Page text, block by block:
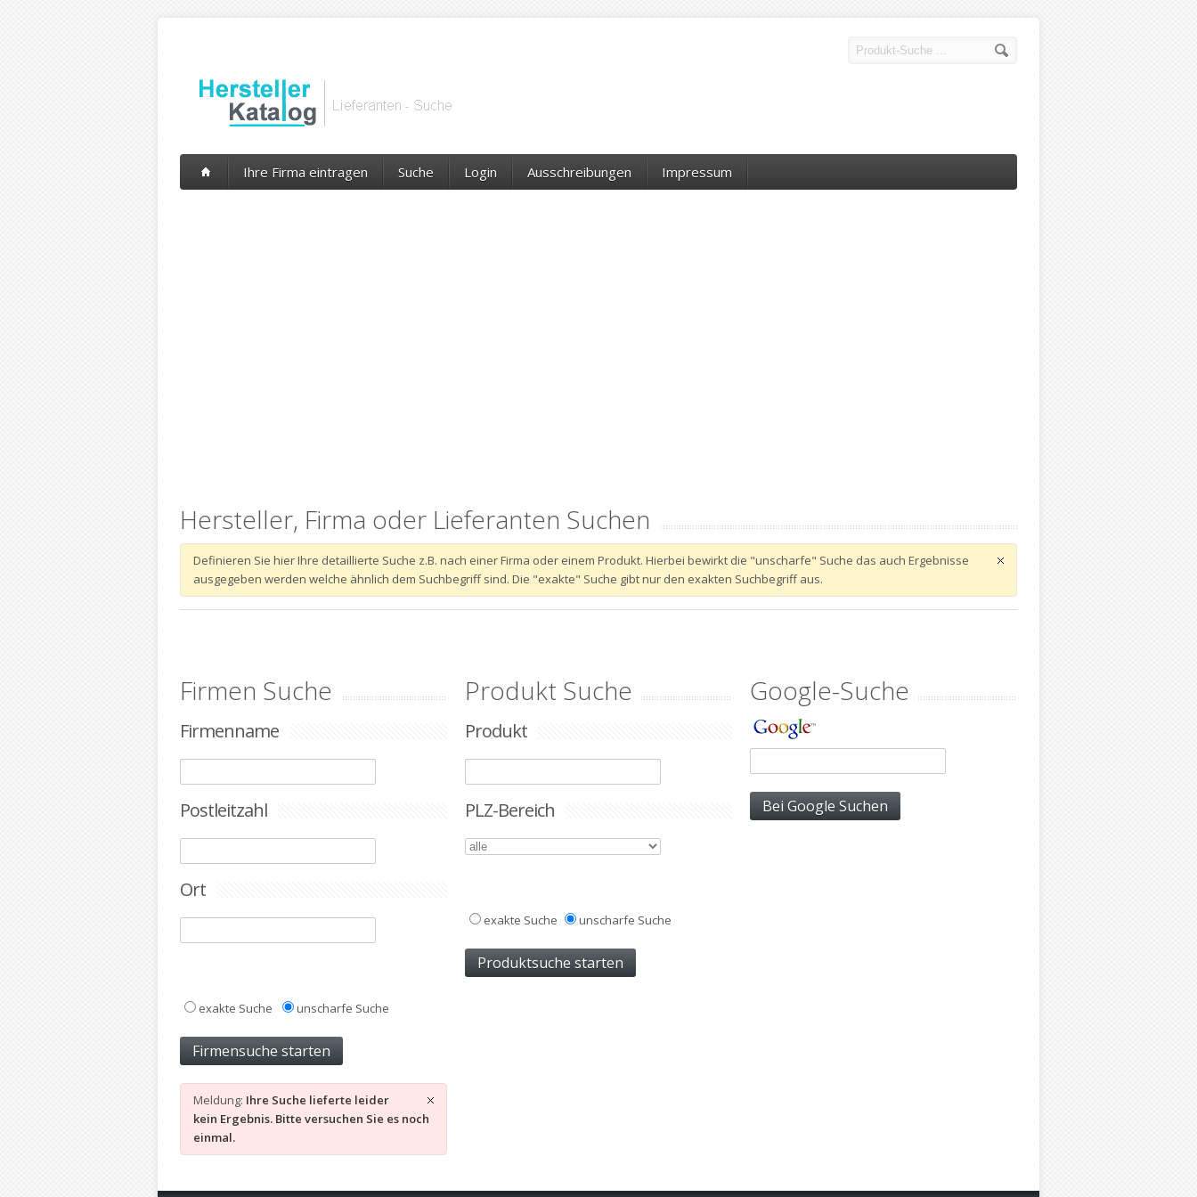
Ihre Firma eintragen Suche Login Ausschreibungen Impressum
Hersteller, Firma oder Lieferanten Suchen
Definieren Sie hier Ihre detaillierte Suche z.B. nach einer Firma oder einem Produkt. Hierbei bewirkt die "unscharfe" Suche das auch Ergebnisse
ausgegeben werden welche ähnlich dem Suchbegriff sind. Die "exakte" Suche gibt nur den exakten Suchbegriff aus.
Firmen Suche
Firmenname
Postleitzahl
Ort
exakte Suche unscharfe Suche
Meldung: Ihre Suche lieferte leider
kein Ergebnis. Bitte versuchen Sie es noch
einmal.
Produkt Suche
Produkt
PLZ-Bereich
exakte Suche unscharfe Suche
Google-Suche